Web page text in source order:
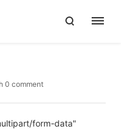
0 comment
form-data"